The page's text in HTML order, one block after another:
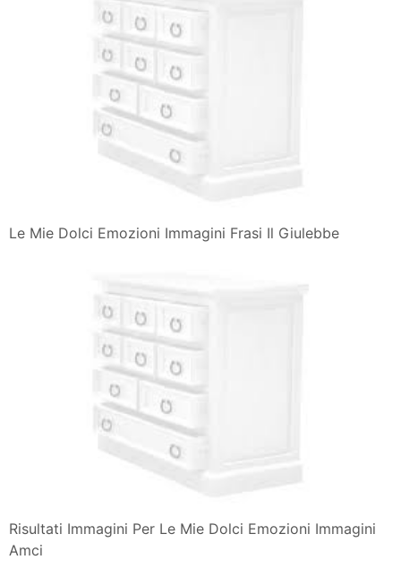
Le Mie Dolci Emozioni Immagini Frasi Il Giulebbe
Risultati Immagini Per Le Mie Dolci Emozioni Immagini
Amci